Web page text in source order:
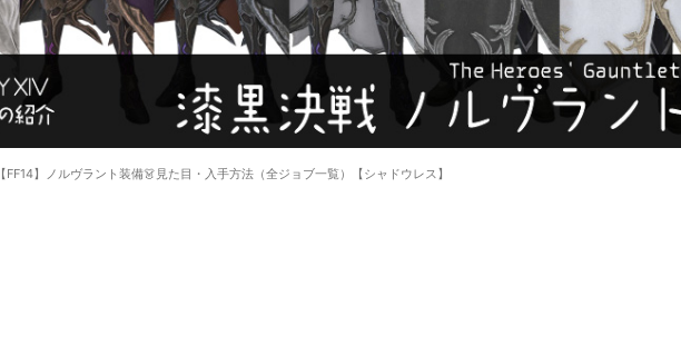
【FF14】ノルヴラント装備👗見た目・入手方法（全ジョブ一覧）【シャドウレス】